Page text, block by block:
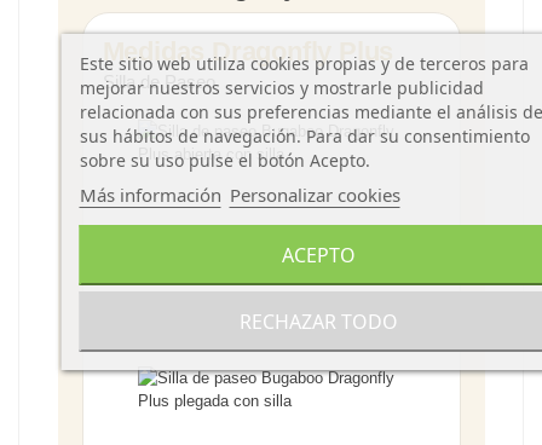
Medidas Dragonfly Plus
Silla de Paseo
Abierta con silla
Este sitio web utiliza cookies propias y de terceros para
mejorar nuestros servicios y mostrarle publicidad
relacionada con sus preferencias mediante el análisis de
sus hábitos de navegación. Para dar su consentimiento
sobre su uso pulse el botón Acepto.
Más información Personalizar cookies
RECHAZAR TODO
ACEPTO